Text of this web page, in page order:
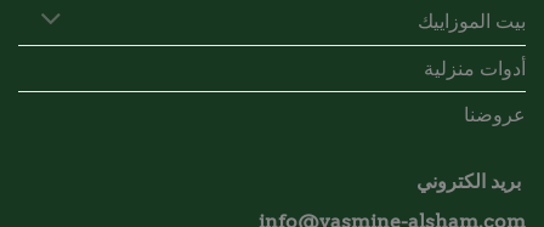
بيت الموزاييك
أدوات منزلية
عروضنا
بريد الكتروني
info@yasmine-alsham.com